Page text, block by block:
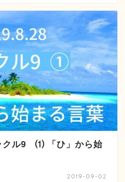
クル9 ⑴ 「ひ」から始
2019-09-02